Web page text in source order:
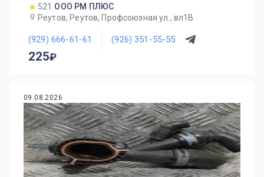
521 ООО РМ ПЛЮС
Реутов, Реутов, Профсоюзная ул., вл1В
(929) 666-61-61 (926) 351-55-55
225
09.08.2026